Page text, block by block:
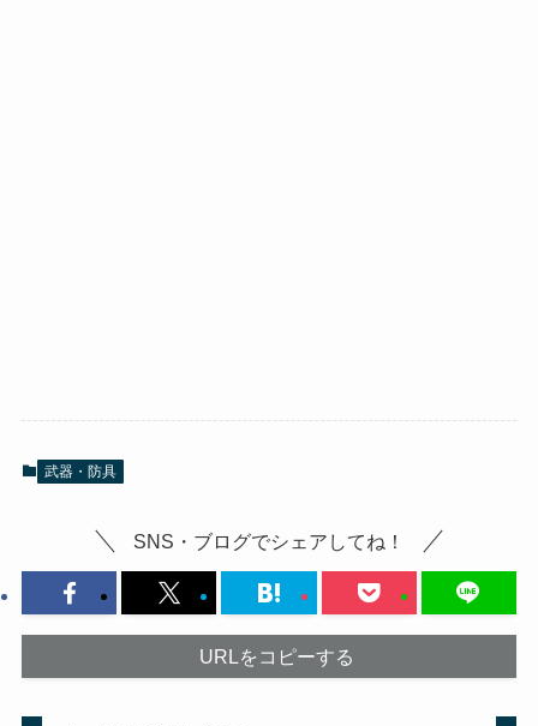
武器・防具
SNS・ブログでシェアしてね！
URLをコピーする